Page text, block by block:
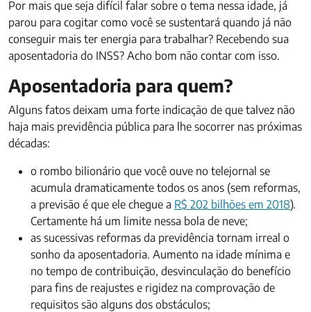
Por mais que seja difícil falar sobre o tema nessa idade, já
parou para cogitar como você se sustentará quando já não
conseguir mais ter energia para trabalhar? Recebendo sua
aposentadoria do INSS? Acho bom não contar com isso.
Aposentadoria para quem?
Alguns fatos deixam uma forte indicação de que talvez não
haja mais previdência pública para lhe socorrer nas próximas
décadas:
o rombo bilionário que você ouve no telejornal se
acumula dramaticamente todos os anos (sem reformas,
a previsão é que ele chegue a R$ 202 bilhões em 2018).
Certamente há um limite nessa bola de neve;
as sucessivas reformas da previdência tornam irreal o
sonho da aposentadoria. Aumento na idade mínima e
no tempo de contribuição, desvinculação do benefício
para fins de reajustes e rigidez na comprovação de
requisitos são alguns dos obstáculos;